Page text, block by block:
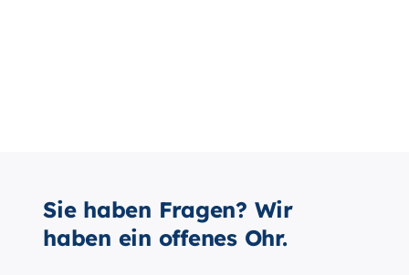
Sie haben Fragen? Wir
haben ein offenes Ohr.